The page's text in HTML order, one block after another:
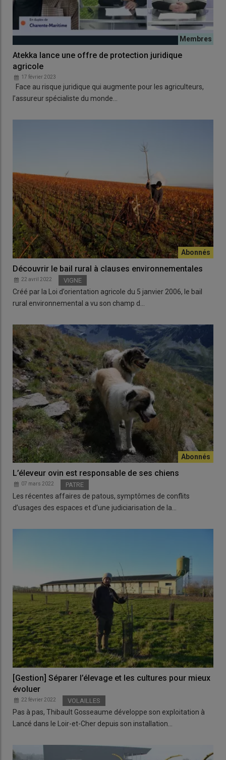
Atekka lance une offre de protection juridique
agricole
17 février 2023
Face au risque juridique qui augmente pour les agriculteurs,
l’assureur spécialiste du monde…
Découvrir le bail rural à clauses environnementales
22 avril 2022 VIGNE
Créé par la Loi d’orientation agricole du 5 janvier 2006, le bail
rural environnemental a vu son champ d…
L’éleveur ovin est responsable de ses chiens
07 mars 2022 PATRE
Les récentes affaires de patous, symptômes de conflits
d’usages des espaces et d’une judiciarisation de la…
[Gestion] Séparer l’élevage et les cultures pour mieux
évoluer
22 février 2022 VOLAILLES
Pas à pas, Thibault Gosseaume développe son exploitation à
Lancé dans le Loir-et-Cher depuis son installation…